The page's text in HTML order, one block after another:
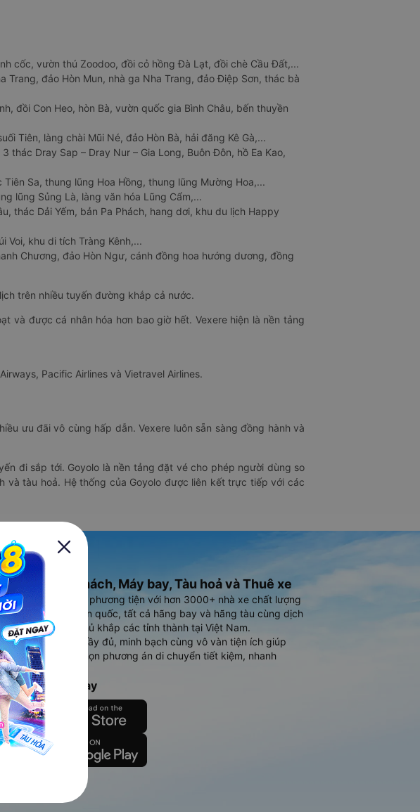
cốc, vườn thú Zoodoo, đồi cỏ hồng Đà Lạt, đồi chè Cầu Đất,...
Trang, đảo Hòn Mun, nhà ga Nha Trang, đảo Điệp Sơn, thác bà
đồi Con Heo, hòn Bà, vườn quốc gia Bình Châu, bến thuyền
Tiên, làng chài Mũi Né, đảo Hòn Bà, hải đăng Kê Gà,...
thác Dray Sap – Dray Nur – Gia Long, Buôn Đôn, hồ Ea Kao,
Sa, thung lũng Hoa Hồng, thung lũng Mường Hoa,...
lũng Sủng Là, làng văn hóa Lũng Cẩm,...
thác Dải Yếm, bản Pa Phách, hang dơi, khu du lịch Happy
Voi, khu di tích Tràng Kênh,...
Chương, đảo Hòn Ngư, cánh đồng hoa hướng dương, đồng
trên nhiều tuyến đường khắp cả nước.
và được cá nhân hóa hơn bao giờ hết. Vexere hiện là nền tảng
Pacific Airlines và Vietravel Airlines.
ưu đãi vô cùng hấp dẫn. Vexere luôn sẵn sàng đồng hành và
đi sắp tới. Goyolo là nền tảng đặt vé cho phép người dùng so
và tàu hoả. Hệ thống của Goyolo được liên kết trực tiếp với các
đặt vé Xe khách, Máy bay, Tàu hoả và Thuê xe
dụng đặt vé đa phương tiện với hơn 3000+ nhà xe chất lượng
tuyến đường toàn quốc, tất cả hãng bay và hãng tàu cùng dịch
máy, xe du lịch phủ khắp các tỉnh thành tại Việt Nam.
hiển thị thông tin đầy đủ, minh bạch cùng vô vàn tiện ích giúp
so sánh và lựa chọn phương án di chuyển tiết kiệm, nhanh
hợp nhất.
Vexere ngay